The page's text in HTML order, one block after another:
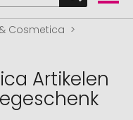
Cosmetica
Artikelen